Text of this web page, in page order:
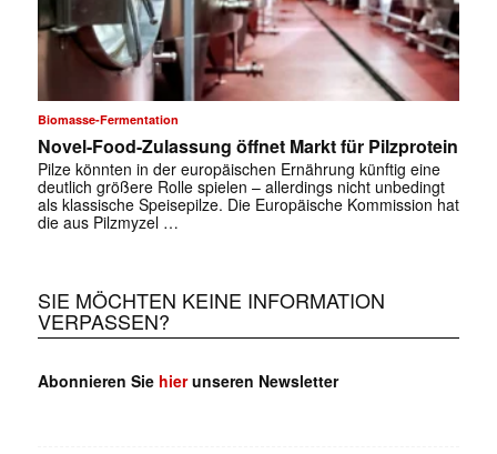
Biomasse-Fermentation
Novel-Food-Zulassung öffnet Markt für Pilzprotein
Pilze könnten in der europäischen Ernährung künftig eine
deutlich größere Rolle spielen – allerdings nicht unbedingt
als klassische Speisepilze. Die Europäische Kommission hat
die aus Pilzmyzel …
SIE MÖCHTEN KEINE INFORMATION
VERPASSEN?
Abonnieren Sie hierunseren Newsletter